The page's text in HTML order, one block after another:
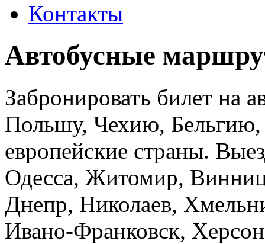
Контакты
Автобусные
Забронировать билет на
Польшу, Чехию,
европейские страны.
Одесса, Житомир,
Днепр, Николаев,
Ивано-Франковск,